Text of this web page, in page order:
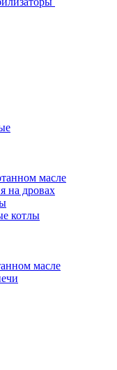
масле
на дровах
котлы
масле